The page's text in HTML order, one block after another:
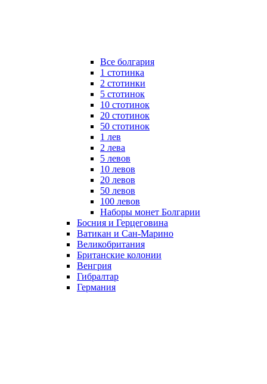
Все болгария
1 стотинка
2 стотинки
5 стотинок
10 стотинок
20 стотинок
50 стотинок
1 лев
2 лева
5 левов
10 левов
20 левов
50 левов
100 левов
Наборы монет Болгарии
Босния и Герцеговина
Ватикан и Сан-Марино
Великобритания
Британские колонии
Венгрия
Гибралтар
Германия